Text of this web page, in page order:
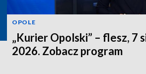
OPOLE
„Kurier Opolski” – flesz, 7
2026. Zobacz program